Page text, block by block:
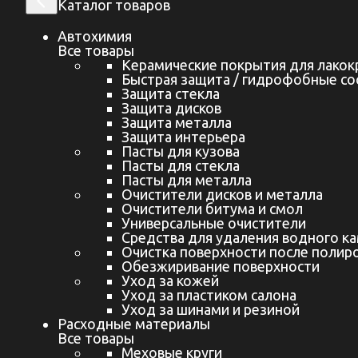
Каталог товаров
Автохимия
Все товары
Керамические покрытия для
Быстрая защита / гидрофобные
Защита стекла
Защита дисков
Защита металла
Защита интерьера
Пасты для кузова
Пасты для стекла
Пасты для металла
Очистители дисков и металла
Очистители битума и смол
Универсальные очистители
Средства для удаления водного
Очистка поверхности после
Обезжиривание поверхности
Уход за кожей
Уход за пластиком салона
Уход за шинами и резиной
Расходные материалы
Все товары
Меховые круги
Эксцентриковая
мм, 1350W)